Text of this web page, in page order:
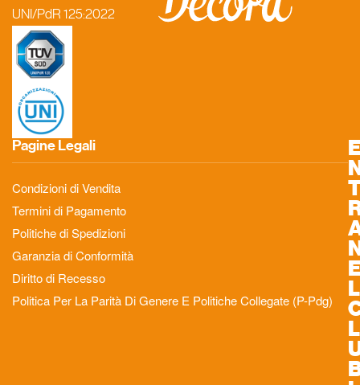
UNI/PdR 125:2022
Pagine Legali
Condizioni di Vendita
Termini di Pagamento
Politiche di Spedizioni
Garanzia di Conformità
Diritto di Recesso
Politica Per La Parità Di Genere E Politiche Collegate (P-Pdg)
L
L